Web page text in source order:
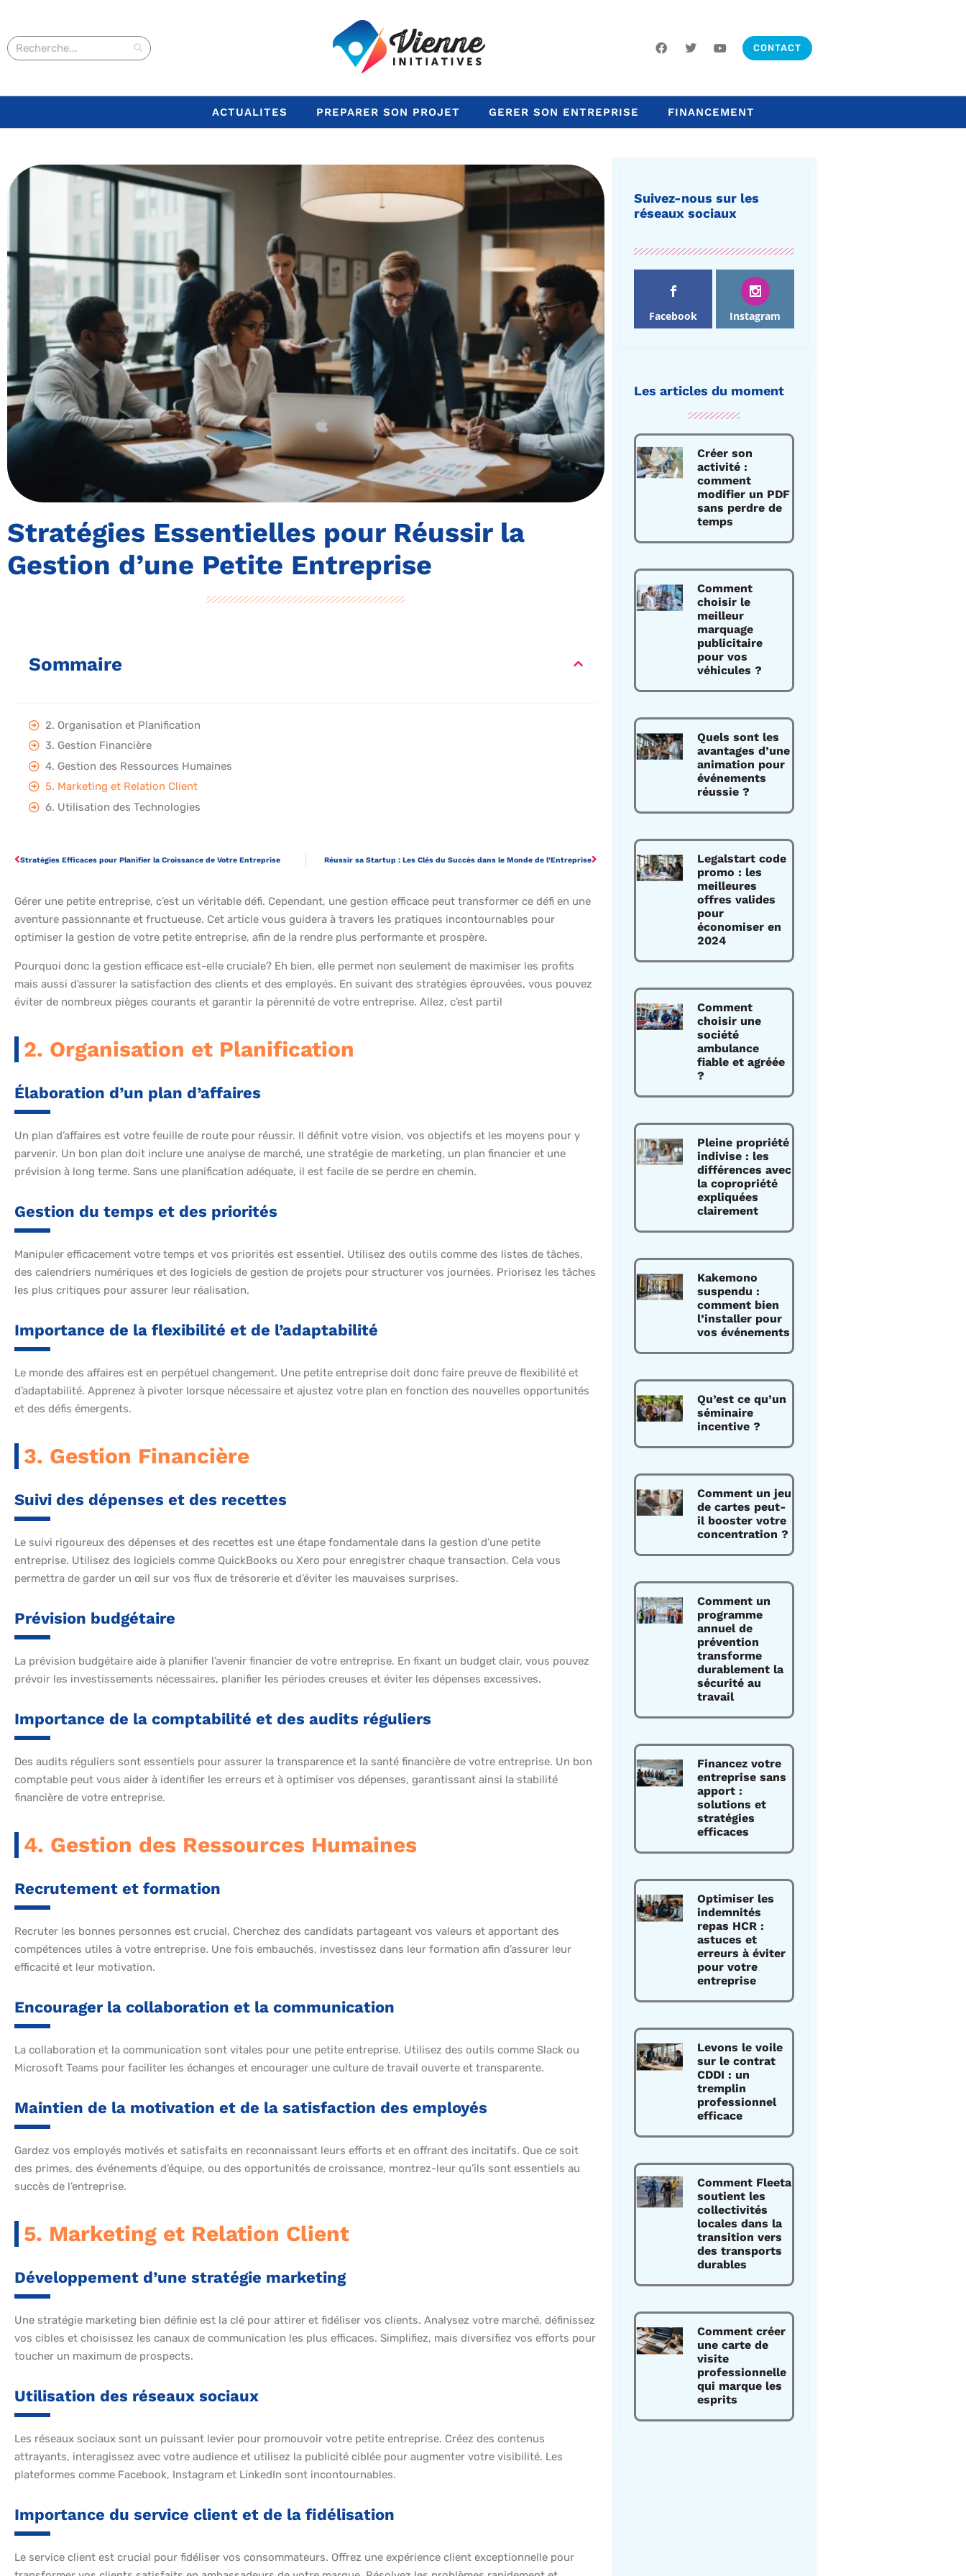
CONTACT
ACTUALITES PREPARER SON PROJET GERER SON ENTREPRISE FINANCEMENT
Stratégies Essentielles pour Réussir la
Gestion d’une Petite Entreprise
Sommaire
2. Organisation et Planification
3. Gestion Financière
4. Gestion des Ressources Humaines
5. Marketing et Relation Client
6. Utilisation des Technologies
Stratégies Efficaces pour Planifier la Croissance de Votre Entreprise Réussir sa Startup : Les Clés du Succès dans le Monde de l’Entreprise
Gérer une petite entreprise, c’est un véritable défi. Cependant, une gestion efficace peut transformer ce défi en une
aventure passionnante et fructueuse. Cet article vous guidera à travers les pratiques incontournables pour
optimiser la gestion de votre petite entreprise, afin de la rendre plus performante et prospère.
Pourquoi donc la gestion efficace est-elle cruciale? Eh bien, elle permet non seulement de maximiser les profits
mais aussi d’assurer la satisfaction des clients et des employés. En suivant des stratégies éprouvées, vous pouvez
éviter de nombreux pièges courants et garantir la pérennité de votre entreprise. Allez, c’est parti!
2. Organisation et Planification
Élaboration d’un plan d’affaires
Un plan d’affaires est votre feuille de route pour réussir. Il définit votre vision, vos objectifs et les moyens pour y
parvenir. Un bon plan doit inclure une analyse de marché, une stratégie de marketing, un plan financier et une
prévision à long terme. Sans une planification adéquate, il est facile de se perdre en chemin.
Gestion du temps et des priorités
Manipuler efficacement votre temps et vos priorités est essentiel. Utilisez des outils comme des listes de tâches,
des calendriers numériques et des logiciels de gestion de projets pour structurer vos journées. Priorisez les tâches
les plus critiques pour assurer leur réalisation.
Importance de la flexibilité et de l’adaptabilité
Le monde des affaires est en perpétuel changement. Une petite entreprise doit donc faire preuve de flexibilité et
d’adaptabilité. Apprenez à pivoter lorsque nécessaire et ajustez votre plan en fonction des nouvelles opportunités
et des défis émergents.
3. Gestion Financière
Suivi des dépenses et des recettes
Le suivi rigoureux des dépenses et des recettes est une étape fondamentale dans la gestion d’une petite
entreprise. Utilisez des logiciels comme QuickBooks ou Xero pour enregistrer chaque transaction. Cela vous
permettra de garder un œil sur vos flux de trésorerie et d’éviter les mauvaises surprises.
Prévision budgétaire
La prévision budgétaire aide à planifier l’avenir financier de votre entreprise. En fixant un budget clair, vous pouvez
prévoir les investissements nécessaires, planifier les périodes creuses et éviter les dépenses excessives.
Importance de la comptabilité et des audits réguliers
Des audits réguliers sont essentiels pour assurer la transparence et la santé financière de votre entreprise. Un bon
comptable peut vous aider à identifier les erreurs et à optimiser vos dépenses, garantissant ainsi la stabilité
financière de votre entreprise.
4. Gestion des Ressources Humaines
Recrutement et formation
Recruter les bonnes personnes est crucial. Cherchez des candidats partageant vos valeurs et apportant des
compétences utiles à votre entreprise. Une fois embauchés, investissez dans leur formation afin d’assurer leur
efficacité et leur motivation.
Encourager la collaboration et la communication
La collaboration et la communication sont vitales pour une petite entreprise. Utilisez des outils comme Slack ou
Microsoft Teams pour faciliter les échanges et encourager une culture de travail ouverte et transparente.
Maintien de la motivation et de la satisfaction des employés
Gardez vos employés motivés et satisfaits en reconnaissant leurs efforts et en offrant des incitatifs. Que ce soit
des primes, des événements d’équipe, ou des opportunités de croissance, montrez-leur qu’ils sont essentiels au
succès de l’entreprise.
5. Marketing et Relation Client
Développement d’une stratégie marketing
Une stratégie marketing bien définie est la clé pour attirer et fidéliser vos clients. Analysez votre marché, définissez
vos cibles et choisissez les canaux de communication les plus efficaces. Simplifiez, mais diversifiez vos efforts pour
toucher un maximum de prospects.
Utilisation des réseaux sociaux
Les réseaux sociaux sont un puissant levier pour promouvoir votre petite entreprise. Créez des contenus
attrayants, interagissez avec votre audience et utilisez la publicité ciblée pour augmenter votre visibilité. Les
plateformes comme Facebook, Instagram et LinkedIn sont incontournables.
Importance du service client et de la fidélisation
Le service client est crucial pour fidéliser vos consommateurs. Offrez une expérience client exceptionnelle pour
Suivez-nous sur les
réseaux sociaux
Facebook Instagram
Les articles du moment
Créer son
activité :
comment
modifier un PDF
sans perdre de
temps
Comment
choisir le
meilleur
marquage
publicitaire
pour vos
véhicules ?
Quels sont les
avantages d’une
animation pour
événements
réussie ?
Legalstart code
promo : les
meilleures
offres valides
pour
économiser en
2024
Comment
choisir une
société
ambulance
fiable et agréée
?
Pleine propriété
indivise : les
différences avec
la copropriété
expliquées
clairement
Kakemono
suspendu :
comment bien
l’installer pour
vos événements
Qu’est ce qu’un
séminaire
incentive ?
Comment un jeu
de cartes peut-
il booster votre
concentration ?
Comment un
programme
annuel de
prévention
transforme
durablement la
sécurité au
travail
Financez votre
entreprise sans
apport :
solutions et
stratégies
efficaces
Optimiser les
indemnités
repas HCR :
astuces et
erreurs à éviter
pour votre
entreprise
Levons le voile
sur le contrat
CDDI : un
tremplin
professionnel
efficace
Comment Fleeta
soutient les
collectivités
locales dans la
transition vers
des transports
durables
Comment créer
une carte de
visite
professionnelle
qui marque les
esprits